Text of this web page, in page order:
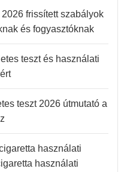
frissített szabályok
és fogyasztóknak
teszt és használati
teszt 2026 útmutató a
használati
használati